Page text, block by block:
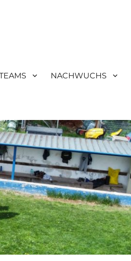
NACHWUCHS